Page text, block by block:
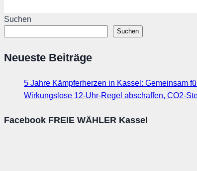
Suchen
Suchen
Neueste Beiträge
5 Jahre Kämpferherzen in Kassel: Gemeinsam
Wirkungslose 12-Uhr-Regel abschaffen, CO2-
Facebook FREIE WÄHLER Kassel